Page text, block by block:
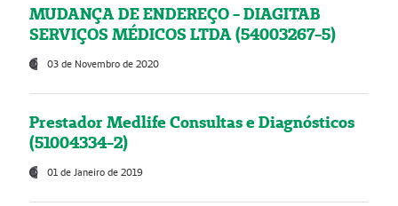
MUDANÇA DE ENDEREÇO - DIAGITAB
SERVIÇOS MÉDICOS LTDA (54003267-5)
03 de Novembro de 2020
Prestador Medlife Consultas e Diagnósticos
(51004334-2)
01 de Janeiro de 2019